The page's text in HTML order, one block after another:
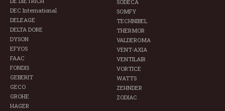
DEC International
DELEAGE
DELTA DORE
DYSON
EFYOS
FAAC
FONDIS
GEBERIT
GECO
GROHE
HAGER
SODECA
SOMFY
TECHNIBEL
THERMOR
VALDEROMA
VENT-AXIA
VENTILAIR
VORTICE
WATTS
ZEHNDER
ZODIAC